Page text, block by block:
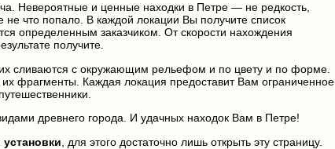
Невероятные и ценные находки в Петре — не редкость,
не что попало. В каждой локации Вы получите список
определенным заказчиком. От скорости нахождения
получите.
сливаются с окружающим рельефом и по цвету и по форме.
фрагменты. Каждая локация предоставит Вам ограниченное
древнего города. И удачных находок Вам в Петре!
, для этого достаточно лишь открыть эту страницу.